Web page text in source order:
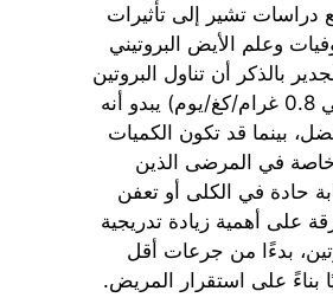
تشير إلى تأثيرات
وعلم الأيض البروتيني
بالذكر أن تناول البروتين
المعتدل (حوالي 0.8 غرام/كغ/يوم) يبدو أنه
بينما قد تكون الكميات
خاصة في المرضى الذين
حادة في الكلى أو تعفن
على أهمية زيادة تدريجية
بدءًا من جرعات أقل
بناءً على استقرار المريض.